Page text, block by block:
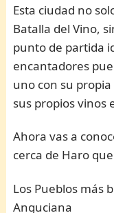
Esta ciudad no
Batalla del Vino,
punto de partida
encantadores
uno con su
sus propios vinos
Ahora vas a
cerca de Haro
Los Pueblos más
Anguciana